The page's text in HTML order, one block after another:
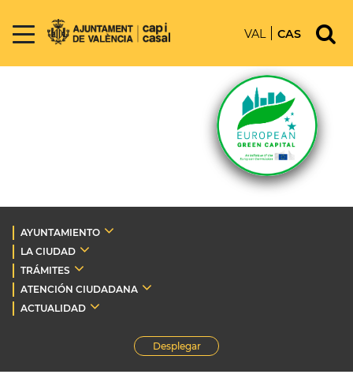
VAL CAS
AYUNTAMIENTO
LA CIUDAD
TRÁMITES
ATENCIÓN CIUDADANA
ACTUALIDAD
Desplegar